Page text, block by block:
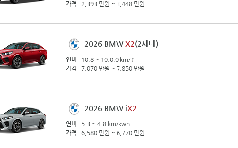
가격
2,393 만원 ~ 3,448 만원
2026 BMWX2(2세대)
연비
10.8 ~ 10.0.0 km/ℓ
가격
7,070 만원 ~ 7,850 만원
2026 BMW iX2
연비
5.3 ~ 4.8 km/kwh
가격
6,580 만원 ~ 6,770 만원